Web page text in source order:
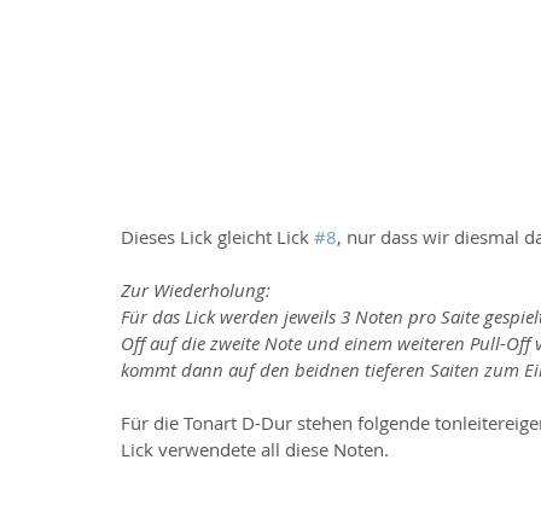
Dieses Lick gleicht Lick #8, nur dass wir diesmal
Zur Wiederholung:
Für das Lick werden jeweils 3 Noten pro Saite
Off auf die zweite Note und einem weiteren Pull-
kommt dann auf den beidnen tieferen Saiten zum
Für die Tonart D-Dur stehen folgende
Lick verwendete all diese Noten.